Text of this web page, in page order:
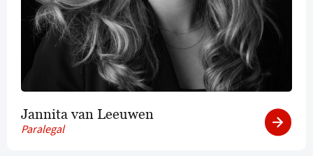
Jannita van Leeuwen
Paralegal